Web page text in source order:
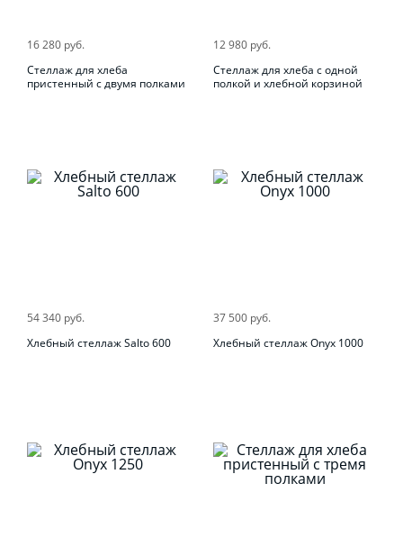
16 280 руб.
Стеллаж для хлеба
пристенный с двумя полками
12 980 руб.
Стеллаж для хлеба с одной
полкой и хлебной корзиной
54 340 руб.
Хлебный стеллаж Salto 600
37 500 руб.
Хлебный стеллаж Onyx 1000